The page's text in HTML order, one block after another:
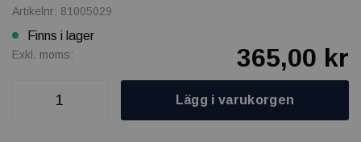
Artikelnr: 81005029
Finns i lager
Exkl. moms: 365,00 kr
Lägg i varukorgen